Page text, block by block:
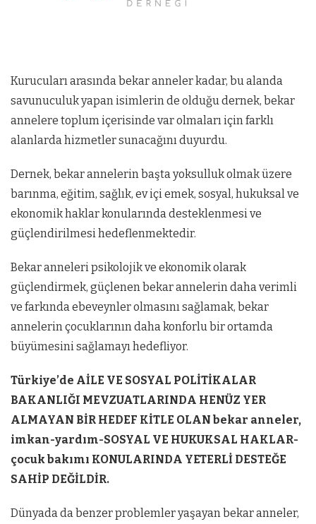
Kurucuları arasında bekar anneler kadar, bu alanda
savunuculuk yapan isimlerin de olduğu dernek, bekar
annelere toplum içerisinde var olmaları için farklı
alanlarda hizmetler sunacağını duyurdu.
Dernek, bekar annelerin başta yoksulluk olmak üzere
barınma, eğitim, sağlık, ev içi emek, sosyal, hukuksal ve
ekonomik haklar konularında desteklenmesi ve
güçlendirilmesi hedeflenmektedir.
Bekar anneleri psikolojik ve ekonomik olarak
güçlendirmek, güçlenen bekar annelerin daha verimli
ve farkında ebeveynler olmasını sağlamak, bekar
annelerin çocuklarının daha konforlu bir ortamda
büyümesini sağlamayı hedefliyor.
Türkiye’de AİLE VE SOSYAL POLİTİKALAR
BAKANLIĞI MEVZUATLARINDA HENÜZ YER
ALMAYAN BİR HEDEF KİTLE OLAN bekar anneler,
imkan-yardım-SOSYAL VE HUKUKSAL HAKLAR-
çocuk bakımı KONULARINDA YETERLİ DESTEĞE
SAHİP DEĞİLDİR.
Dünyada da benzer problemler yaşayan bekar anneler,